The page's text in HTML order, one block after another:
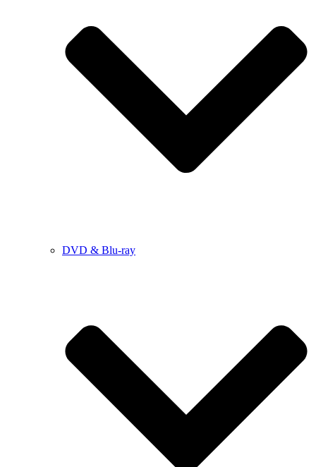
DVD & Blu-ray